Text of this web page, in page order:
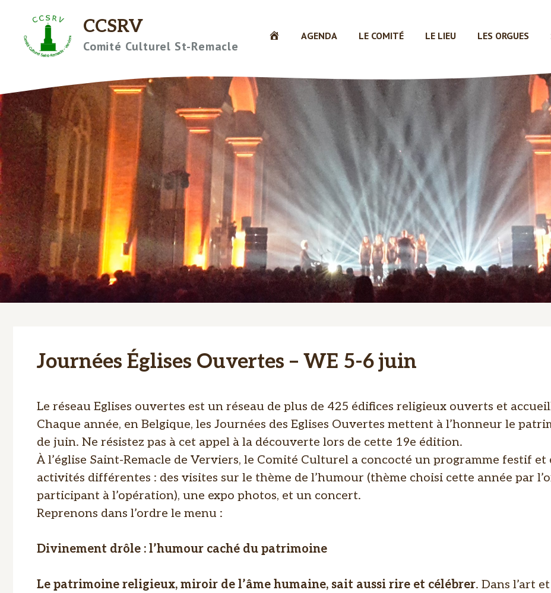
contenu
CCSRV
Comité Culturel St-Remacle
ACCUEILAGENDA LE COMITÉ LE LIEU LES ORGUES
Journées Églises Ouvertes – WE 5-6 juin
Le réseau Eglises ouvertes est un réseau de plus de 425 édifices religieux ouverts et
Chaque année, en Belgique, les Journées des Eglises Ouvertes mettent à l’honneur le
de juin. Ne résistez pas à cet appel à la découverte lors de cette 19e édition.
À l’église Saint-Remacle de Verviers, le Comité Culturel a concocté un programme festif
activités différentes : des visites sur le thème de l’humour (thème choisi cette année par
participant à l’opération), une expo photos, et un concert.
Reprenons dans l’ordre le menu :
Divinement drôle : l’humour caché du patrimoine
Le patrimoine religieux, miroir de l’âme humaine, sait aussi rire et célébrer. Dans l’art et